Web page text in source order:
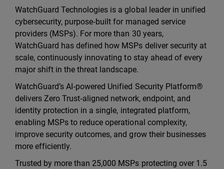
WatchGuard Technologies is a global leader in unified
cybersecurity, purpose‑built for managed service
providers (MSPs). For more than 30 years,
WatchGuard has defined how MSPs deliver security at
scale, continuously innovating to stay ahead of every
major shift in the threat landscape.
WatchGuard’s AI‑powered Unified Security Platform®
delivers Zero Trust‑aligned network, endpoint, and
identity protection in a single, integrated platform,
enabling MSPs to reduce operational complexity,
improve security outcomes, and grow their businesses
more efficiently.
Trusted by more than 25,000 MSPs protecting over 1.5